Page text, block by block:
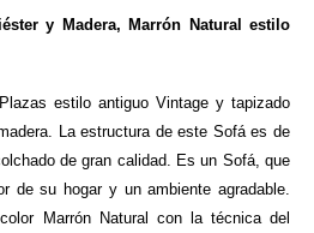
y Madera, Marrón Natural estilo
estilo antiguo Vintage y tapizado
La estructura de este Sofá es de
de gran calidad. Es un Sofá, que
de su hogar y un ambiente agradable.
Marrón Natural con la técnica del